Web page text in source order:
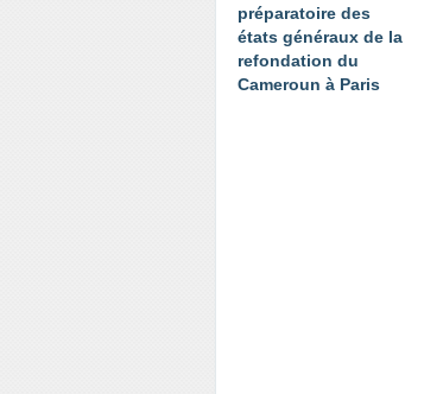
préparatoire des
états généraux de la
refondation du
Cameroun à Paris